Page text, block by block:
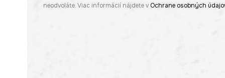
neodvoláte. Viac informácií nájdete v Ochrane osobných